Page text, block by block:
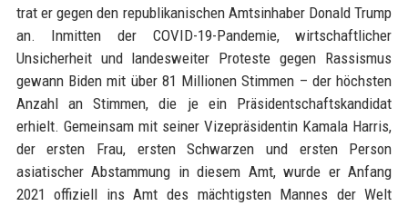
trat er gegen den republikanischen Amtsinhaber Donald Trump
an. Inmitten der COVID-19-Pandemie, wirtschaftlicher
Unsicherheit und landesweiter Proteste gegen Rassismus
gewann Biden mit über 81 Millionen Stimmen – der höchsten
Anzahl an Stimmen, die je ein Präsidentschaftskandidat
erhielt. Gemeinsam mit seiner Vizepräsidentin Kamala Harris,
der ersten Frau, ersten Schwarzen und ersten Person
asiatischer Abstammung in diesem Amt, wurde er Anfang
2021 offiziell ins Amt des mächtigsten Mannes der Welt